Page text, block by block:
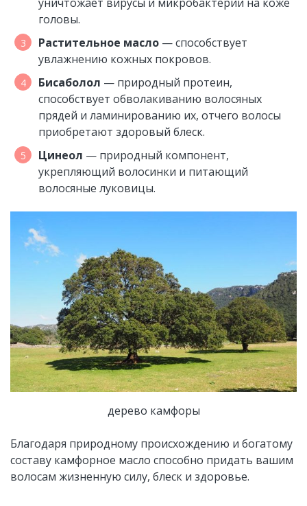
головы.
Растительное масло — способствует
увлажнению кожных покровов.
Бисаболол — природный протеин,
способствует обволакиванию волосяных
прядей и ламинированию их, отчего волосы
приобретают здоровый блеск.
Цинеол — природный компонент,
укрепляющий волосинки и питающий
волосяные луковицы.
дерево камфоры
Благодаря природному происхождению и богатому
составу камфорное масло способно придать вашим
волосам жизненную силу, блеск и здоровье.